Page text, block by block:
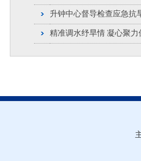
升钟中心督导检查应急抗
精准调水纾旱情 凝心聚力